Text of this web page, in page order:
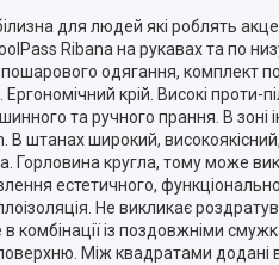
для людей які роблять
Ribana на рукавах та по
одягання, комплект
крій. Високі проти-
та ручного прання. В зоні
штанах широкий,
Горловина кругла, тому може
естетичного,
Не викликає
із поздовжніми
Між квадратами додані